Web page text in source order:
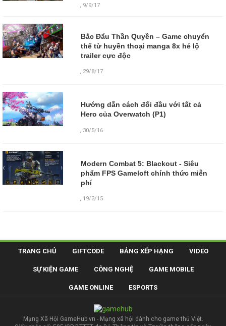
, 9/9/17
Bắc Đẩu Thần Quyền – Game chuyển
thể từ huyền thoại manga 8x hé lộ
trailer cực độc
, 29/8/17
Hướng dẫn cách đối đầu với tất cả
Hero của Overwatch (P1)
30/5/16
Modern Combat 5: Blackout - Siêu
phẩm FPS Gameloft chính thức miễn
phí
, 19/3/15
TRANG CHỦ GIFTCODE BẢNG XẾP HẠNG VIDEO
SỰ KIỆN GAME CÔNG NGHỆ GAME MOBILE
GAME ONLINE ESPORTS
Mạng Xã Hội GameHub.vn - Mạng xã hội dành cho game thủ Việt.